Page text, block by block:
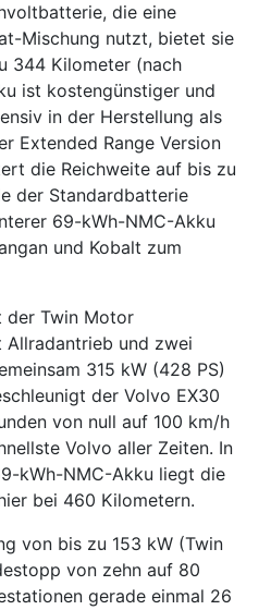
die eine
Mischung nutzt, bietet sie
344 Kilometer (nach
ist kostengünstiger und
in der Herstellung als
Extended Range Version
die Reichweite auf bis zu
der Standardbatterie
69-kWh-NMC-Akku
und Kobalt zum
der Twin Motor
Allradantrieb und zwei
315 kW (428 PS)
der Volvo EX30
von null auf 100 km/h
Volvo aller Zeiten. In
kWh-NMC-Akku liegt die
bei 460 Kilometern.
von bis zu 153 kW (Twin
von zehn auf 80
gerade einmal 26